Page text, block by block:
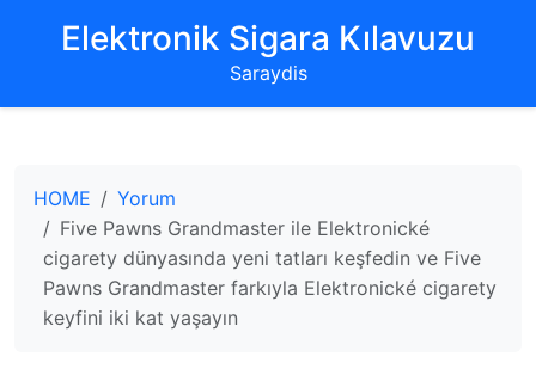
‌Elektronik Sigara Kılavuzu‌
Saraydis
HOME
Yorum
Five Pawns Grandmaster ile Elektronické
cigarety dünyasında yeni tatları keşfedin ve Five
Pawns Grandmaster farkıyla Elektronické cigarety
keyfini iki kat yaşayın